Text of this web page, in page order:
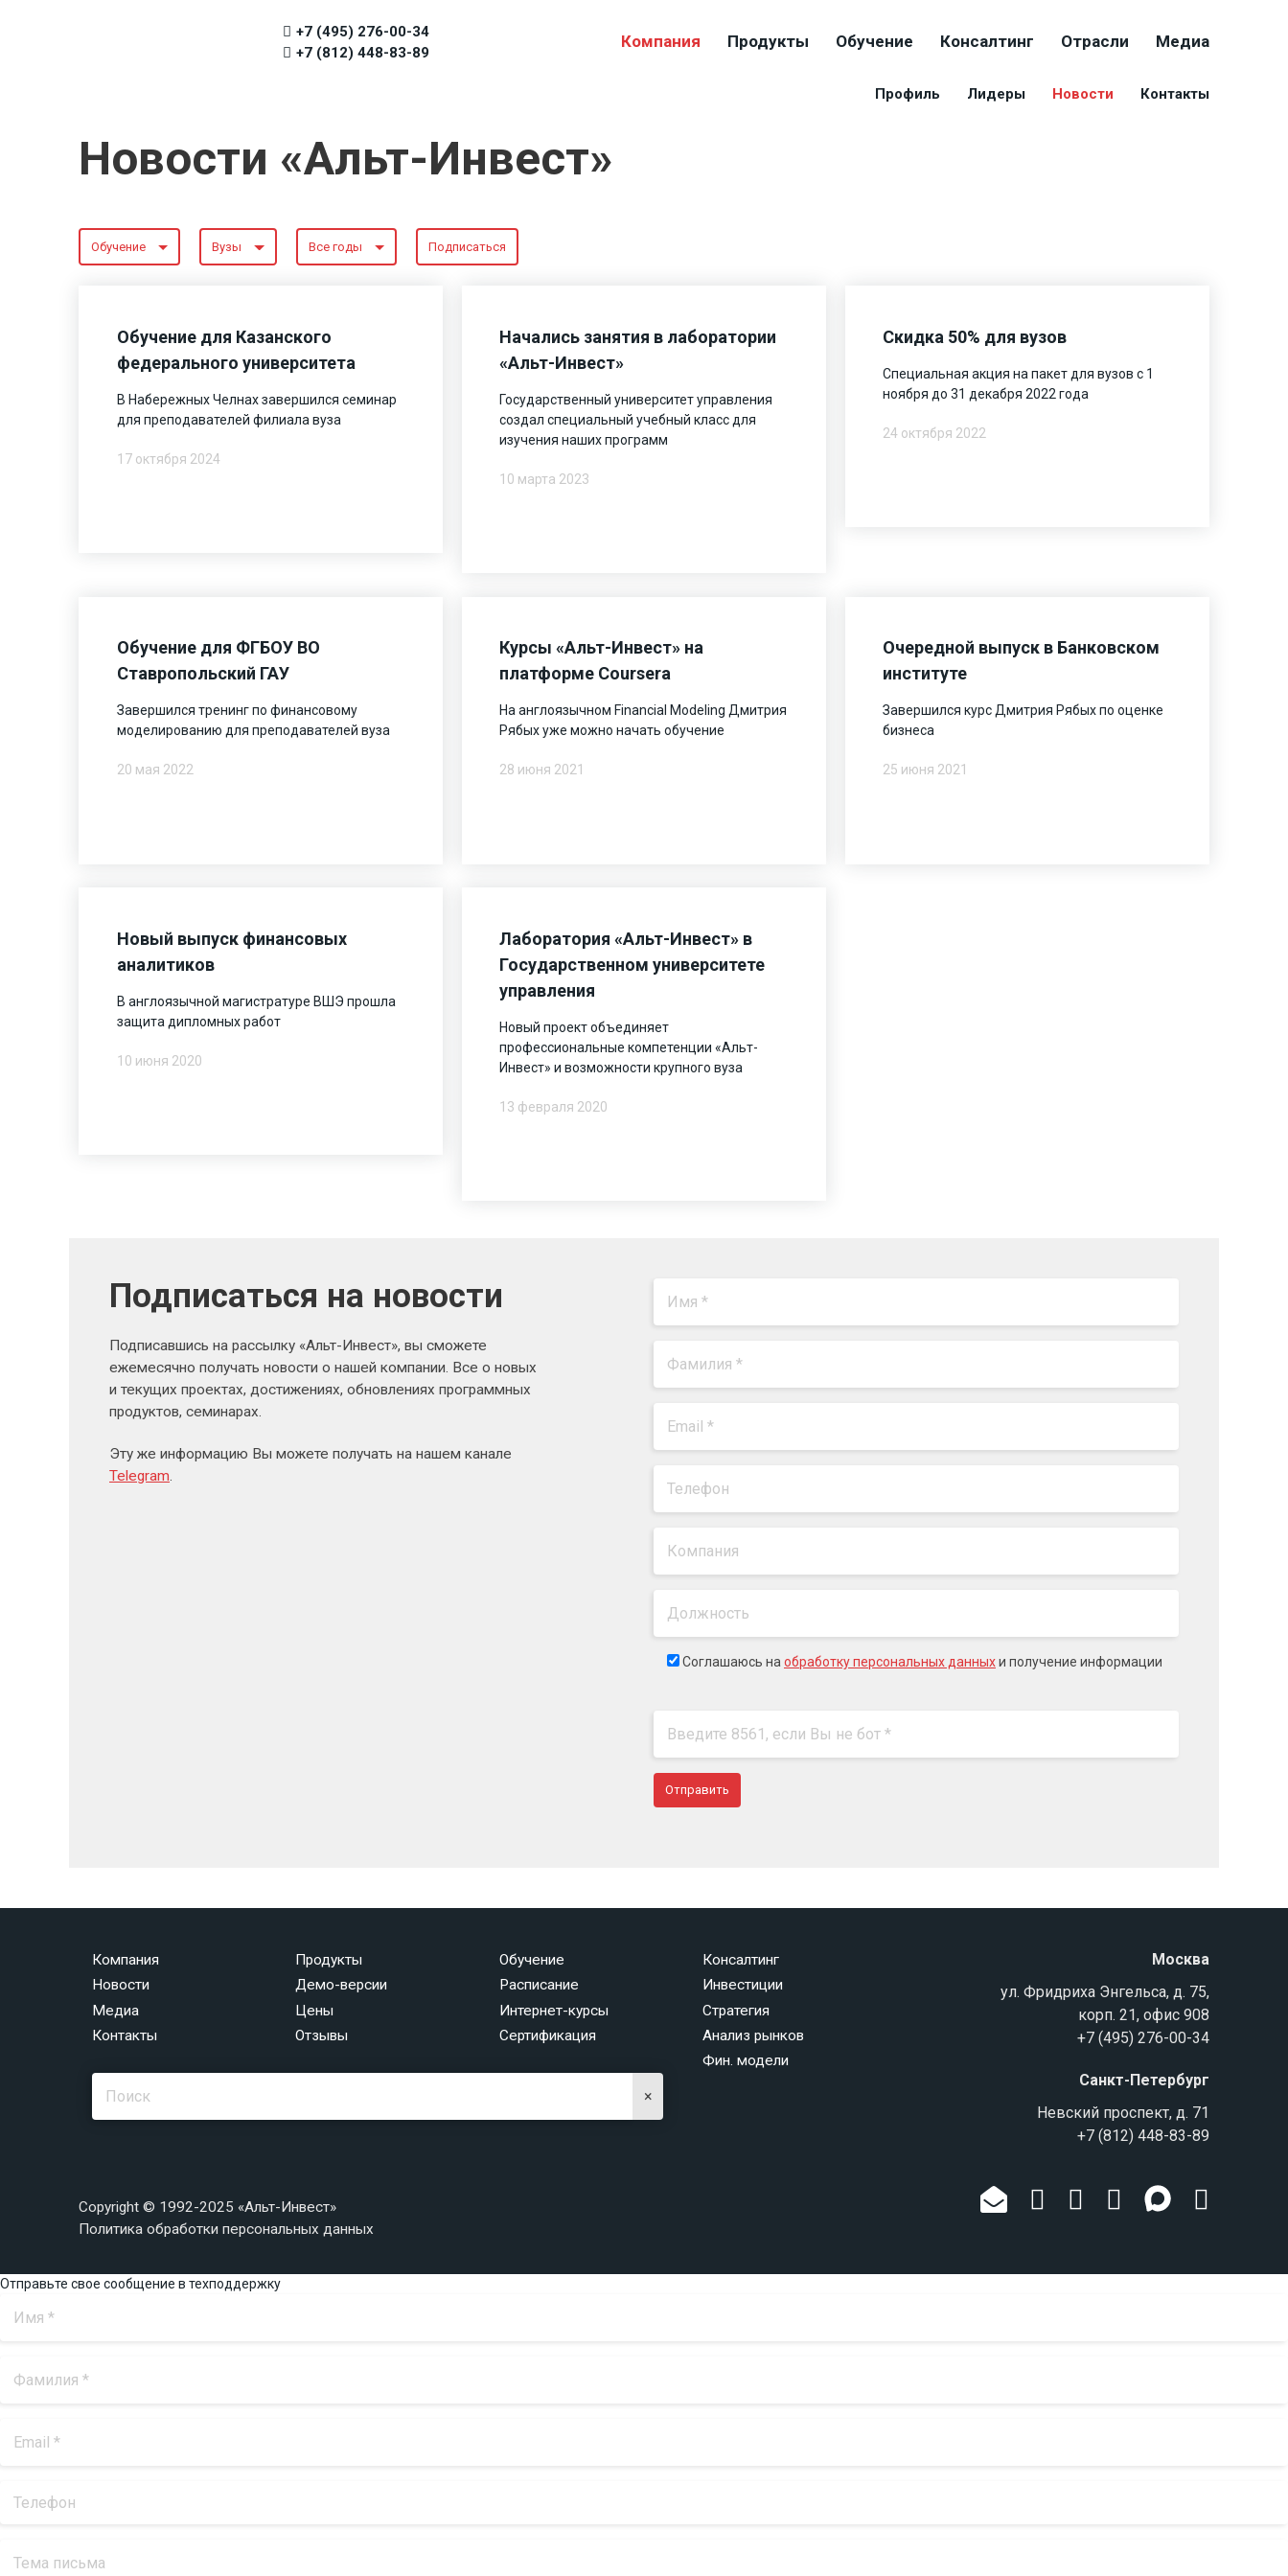
+7 (495) 276-00-34
+7 (812) 448-83-89
Компания Продукты Обучение Консалтинг Отрасли Медиа
Профиль Лидеры Новости Контакты
Новости «Альт-Инвест»
Обучение Вузы Все годы Подписаться
Обучение для Казанского
федерального университета
В Набережных Челнах завершился семинар
для преподавателей филиала вуза
17 октября 2024
Начались занятия в лаборатории
«Альт-Инвест»
Государственный университет управления
создал специальный учебный класс для
изучения наших программ
10 марта 2023
Скидка 50% для вузов
Специальная акция на пакет для вузов с 1
ноября до 31 декабря 2022 года
24 октября 2022
Обучение для ФГБОУ ВО
Ставропольский ГАУ
Завершился тренинг по финансовому
моделированию для преподавателей вуза
20 мая 2022
Курсы «Альт-Инвест» на
платформе Coursera
На англоязычном Financial Modeling Дмитрия
Рябых уже можно начать обучение
28 июня 2021
Очередной выпуск в Банковском
институте
Завершился курс Дмитрия Рябых по оценке
бизнеса
25 июня 2021
Новый выпуск финансовых
аналитиков
В англоязычной магистратуре ВШЭ прошла
защита дипломных работ
10 июня 2020
Лаборатория «Альт-Инвест» в
Государственном университете
управления
Новый проект объединяет
профессиональные компетенции «Альт-
Инвест» и возможности крупного вуза
13 февраля 2020
Подписаться на новости
Подписавшись на рассылку «Альт-Инвест», вы сможете
ежемесячно получать новости о нашей компании. Все о новых
и текущих проектах, достижениях, обновлениях программных
продуктов, семинарах.
Эту же информацию Вы можете получать на нашем канале
Telegram
Соглашаюсь на обработку персональных данныхи получение информации
Компания
Новости
Медиа
Контакты
Продукты
Демо-версии
Цены
Отзывы
Обучение
Расписание
Интернет-курсы
Сертификация
Консалтинг
Инвестиции
Стратегия
Анализ рынков
Фин. модели
×
Москва
ул. Фридриха Энгельса, д. 75,
корп. 21, офис 908
+7 (495) 276-00-34
Санкт-Петербург
Невский проспект, д. 71
+7 (812) 448-83-89
Copyright © 1992-2025 «Альт-Инвест»
Политика обработки персональных данных
Отправьте свое сообщение в техподдержку